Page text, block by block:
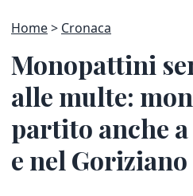
Home Cronaca
Monopattini
alle multe:
partito anche
e nel Goriziano